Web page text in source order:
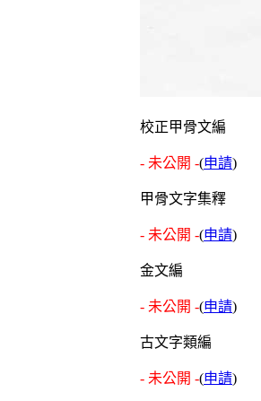
校正甲骨文編
- 未公開 -(申請)
甲骨文字集釋
- 未公開 -(申請)
金文編
- 未公開 -(申請)
古文字類編
- 未公開 -(申請)